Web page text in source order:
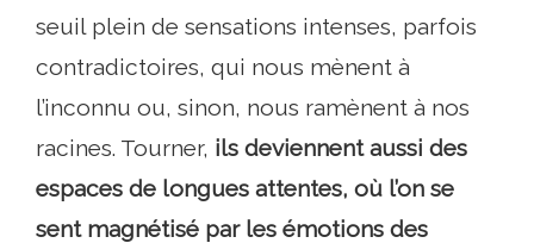
seuil plein de sensations intenses, parfois
contradictoires, qui nous mènent à
l’inconnu ou, sinon, nous ramènent à nos
racines. Tourner, ils deviennent aussi des
espaces de longues attentes, où l’on se
sent magnétisé par les émotions des